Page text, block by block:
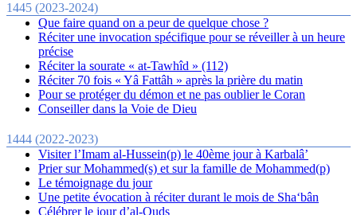
1445 (2023-2024)
Que faire quand on a peur de quelque chose ?
Réciter une invocation spécifique pour se réveiller à un heure
précise
Réciter la sourate « at-Tawhîd » (112)
Réciter 70 fois « Yâ Fattâh » après la prière du matin
Pour se protéger du démon et ne pas oublier le Coran
Conseiller dans la Voie de Dieu
1444 (2022-2023)
Visiter l’Imam al-Hussein(p) le 40ème jour à Karbalâ’
Prier sur Mohammed(s) et sur la famille de Mohammed(p)
Le témoignage du jour
Une petite évocation à réciter durant le mois de Sha‘bân
Célébrer le jour d’al-Quds